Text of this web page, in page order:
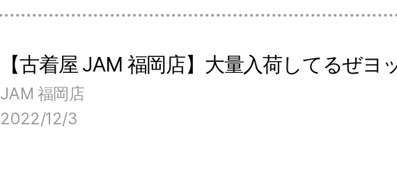
【古着屋 JAM 福岡店】大量入荷してるぜヨ
JAM 福岡店
2022/12/3